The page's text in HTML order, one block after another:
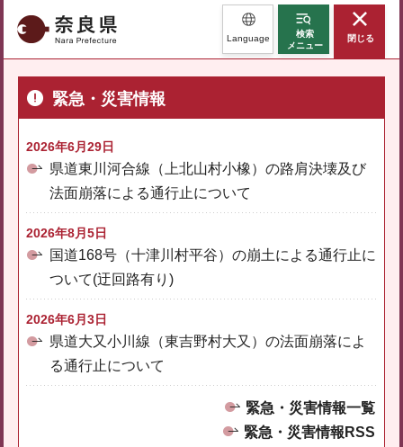
奈良県 Language
検索
メニュー
閉じる
緊急・災害情報
2026年6月29日
県道東川河合線（上北山村小橡）の路肩決壊及び
法面崩落による通行止について
2026年8月5日
国道168号（十津川村平谷）の崩土による通行止に
ついて(迂回路有り)
2026年6月3日
県道大又小川線（東吉野村大又）の法面崩落によ
る通行止について
緊急・災害情報一覧
緊急・災害情報RSS